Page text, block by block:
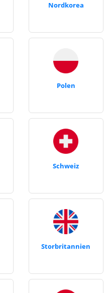
Nordkorea
Polen
Schweiz
Storbritannien